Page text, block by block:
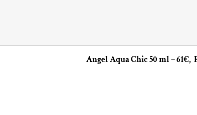
Angel Aqua Chic 50 ml – 61€,